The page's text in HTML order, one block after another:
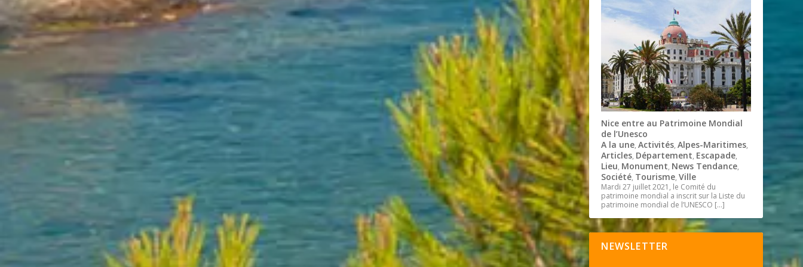
Nice entre au Patrimoine Mondial
de l’Unesco
A la une,Activités,Alpes-Maritimes,
Articles, Département, Escapade,
Lieu, Monument, News Tendance,
Société, Tourisme,Ville
Mardi 27 juillet 2021, le Comité du
patrimoine mondial a inscrit sur la Liste du
patrimoine mondial de l’UNESCO […]
NEWSLETTER